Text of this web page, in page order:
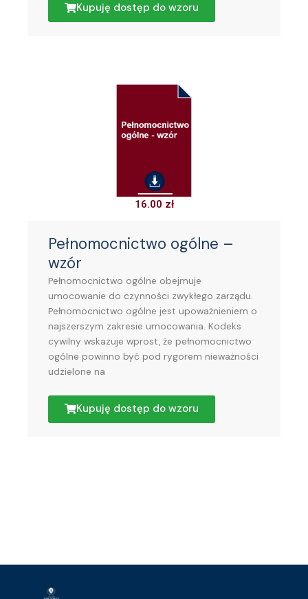
Kupuję dostęp do wzoru
16.00 zł
Pełnomocnictwo ogólne –
wzór
Pełnomocnictwo ogólne obejmuje
umocowanie do czynności zwykłego zarządu.
Pełnomocnictwo ogólne jest upoważnieniem o
najszerszym zakresie umocowania. Kodeks
cywilny wskazuje wprost, że pełnomocnictwo
ogólne powinno być pod rygorem nieważności
udzielone na
Kupuję dostęp do wzoru